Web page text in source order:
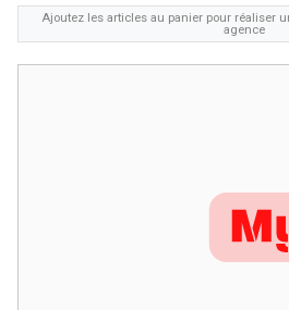
Ajoutez les articles au panier pour réaliser
agence